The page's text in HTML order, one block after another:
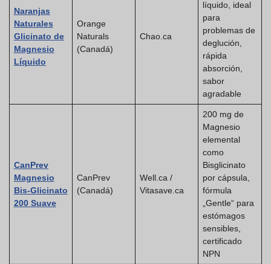
Naranjas
Naturales
Glicinato de
Magnesio
Líquido
Orange
Naturals
(Canadá)
Chao.ca
líquido, ideal
para
problemas de
deglución,
rápida
absorción,
sabor
agradable
CanPrev
Magnesio
Bis-Glicinato
200 Suave
CanPrev
(Canadá)
Well.ca /
Vitasave.ca
200 mg de
Magnesio
elemental
como
Bisglicinato
por cápsula,
fórmula
„Gentle“ para
estómagos
sensibles,
certificado
NPN